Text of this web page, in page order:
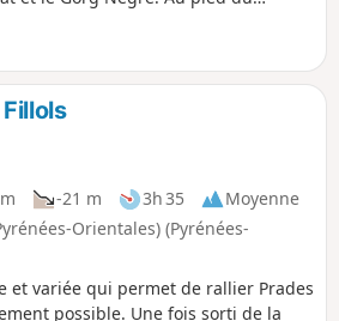
de torrents, de lacs, de prairies
est bien présente, comme
très actifs savent bien le rappeler
-21 m 3h 35
Moyenne
Orientales) (Pyrénées-
et variée qui permet de rallier Prades
possible. Une fois sorti de la